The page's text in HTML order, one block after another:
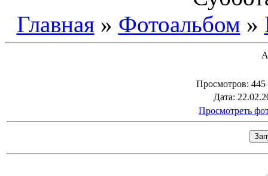
Главная» Фотоальбом »
Просмотров:
Дата:
Просмотреть